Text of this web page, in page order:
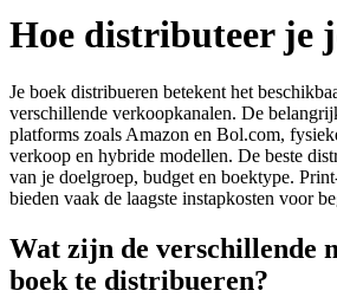
Hoe distributeer je
Je boek distribueren betekent het
verschillende verkoopkanalen. De
platforms zoals Amazon en Bol.com,
verkoop en hybride modellen. De beste
van je doelgroep, budget en boektype.
bieden vaak de laagste instapkosten voor
Wat zijn de verschillende
boek te distribueren?